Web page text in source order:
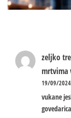
zeljko
mrtvima
19/09/2024
vukane